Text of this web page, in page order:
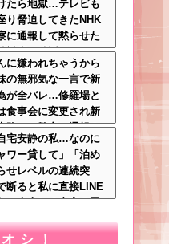
たら地獄…テレビも
り脅迫してきたNHK
に通報して黙らせた
対応に感謝しかない
に嫌われちゃうから
の無邪気な一言で新
が全バレ…修羅場と
食事会に変更され新
路へ←警察に通報さ
くないレベル
宅安静の私…なのに
ワー貸して」「泊め
せレベルの連続突
断ると私に直接LINE
←大人しく自宅の風
シ！